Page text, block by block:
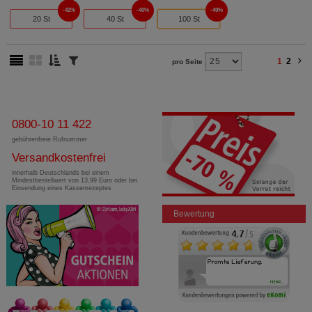
20 St
42%
40 St
40%
100 St
49%
pro Seite 1 2
0800-10 11 422
gebührenfreie Rufnummer
Versandkostenfrei
innerhalb Deutschlands bei einem
Mindestbestellwert von 13,99 Euro oder bei
Einsendung eines Kassenrezeptes
Bewertung